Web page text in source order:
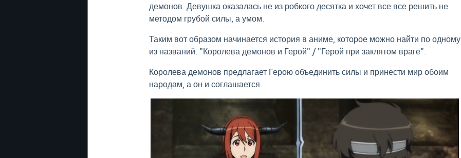
демонов. Девушка оказалась не из робкого десятка и хочет все все решить не
методом грубой силы, а умом.
Таким вот образом начинается история в аниме, которое можно найти по одному
из названий: "Королева демонов и Герой" / "Герой при заклятом враге".
Королева демонов предлагает Герою объединить силы и принести мир обоим
народам, а он и соглашается.